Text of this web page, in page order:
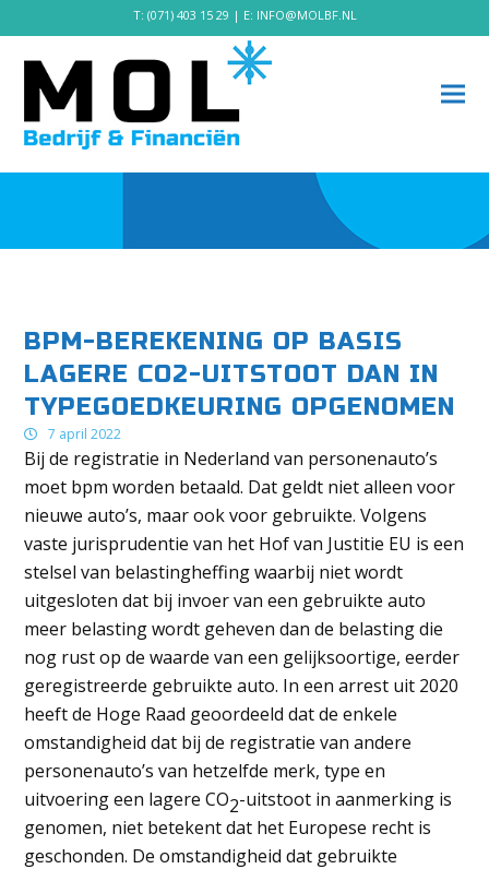
T: (071) 403 15 29 | E: INFO@MOLBF.NL
BPM-BEREKENING OP BASIS
LAGERE CO2-UITSTOOT DAN IN
TYPEGOEDKEURING OPGENOMEN
7 april 2022
Bij de registratie in Nederland van personenauto’s
moet bpm worden betaald. Dat geldt niet alleen voor
nieuwe auto’s, maar ook voor gebruikte. Volgens
vaste jurisprudentie van het Hof van Justitie EU is een
stelsel van belastingheffing waarbij niet wordt
uitgesloten dat bij invoer van een gebruikte auto
meer belasting wordt geheven dan de belasting die
nog rust op de waarde van een gelijksoortige, eerder
geregistreerde gebruikte auto. In een arrest uit 2020
heeft de Hoge Raad geoordeeld dat de enkele
omstandigheid dat bij de registratie van andere
personenauto’s van hetzelfde merk, type en
uitvoering een lagere CO2-uitstoot in aanmerking is
genomen, niet betekent dat het Europese recht is
geschonden. De omstandigheid dat gebruikte